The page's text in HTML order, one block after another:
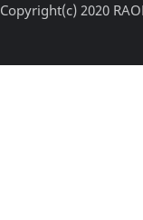
Copyright(c) 2020